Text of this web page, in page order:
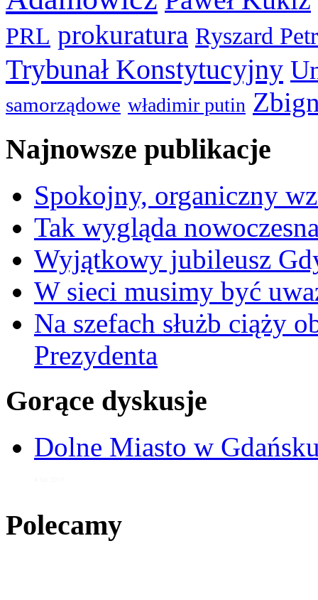
PRL prokuratura Ryszard
Trybunał Konstytucyjny
samorządowe władimir putin
Najnowsze publikacje
Spokojny, organiczny
Tak wygląda
Wyjątkowy jubileusz
W sieci musimy być
Na szefach służb ciąży
Prezydenta
Gorące dyskusje
Dolne Miasto w
Polecamy